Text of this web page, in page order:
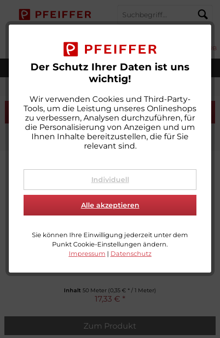
Weltweiter Versand
WARENKORB
MERKZETTEL MEIN KONTO
Der Schutz Ihrer Daten ist uns
wichtig!
Wir verwenden Cookies und Third-Party-
Tools, um die Leistung unseres Onlineshops
zu verbessern, Analysen durchzuführen, für
die Personalisierung von Anzeigen und um
Ihnen Inhalte bereitzustellen, die für Sie
relevant sind.
Individuell
Alle akzeptieren
Sie können Ihre Einwilligung jederzeit unter dem
Punkt Cookie-Einstellungen ändern.
Impressum | Datenschutz
Filtern
Inhalt 50 Meter (0,35 € * / 1 Meter)
17,33 € *
Zum Produkt